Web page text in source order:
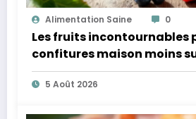
Alimentation Saine 0
Les fruits incontournables
confitures maison moins
plus légères
5 Août 2026